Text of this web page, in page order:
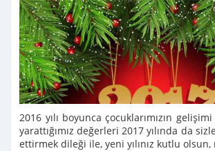
2016 yılı boyunca çocuklarımızın
yarattığımız değerleri 2017 yılında da
ettirmek dileği ile, yeni yılınız kutlu olsun,